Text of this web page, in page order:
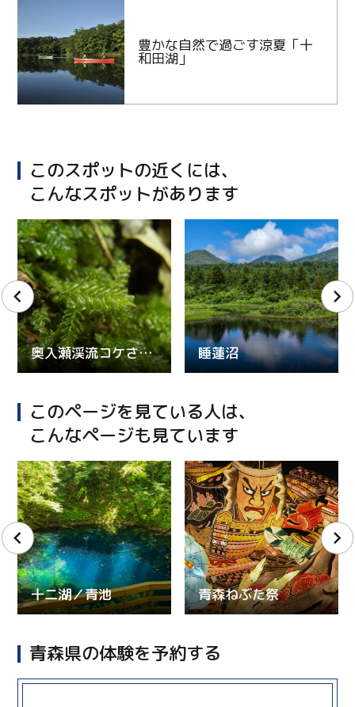
豊かな自然で過ごす涼夏「十
和田湖」
このスポットの近くには、
こんなスポットがあります
奥入瀬渓流コケさんぽ 睡蓮沼
このページを見ている人は、
こんなページも見ています
十二湖／青池 青森ねぶた祭
青森県の体験を予約する
more